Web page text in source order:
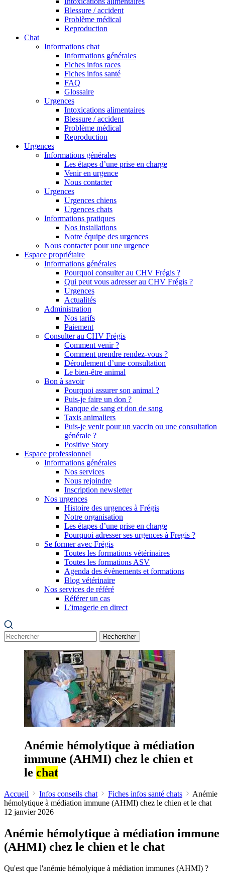
Blessure / accident
Problème médical
Reproduction
Chat
Informations chat
Informations générales
Fiches infos races
Fiches infos santé
FAQ
Glossaire
Urgences
Intoxications alimentaires
Blessure / accident
Problème médical
Reproduction
Urgences
Informations générales
Les étapes d’une prise en charge
Venir en urgence
Nous contacter
Urgences
Urgences chiens
Urgences chats
Informations pratiques
Nos installations
Notre équipe des urgences
Nous contacter pour une urgence
Espace propriétaire
Informations générales
Pourquoi consulter au CHV Frégis ?
Qui peut vous adresser au CHV Frégis ?
Urgences
Actualités
Administration
Nos tarifs
Paiement
Consulter au CHV Frégis
Comment venir ?
Comment prendre rendez-vous ?
Déroulement d’une consultation
Le bien-être animal
Bon à savoir
Pourquoi assurer son animal ?
Puis-je faire un don ?
Banque de sang et don de sang
Taxis animaliers
Puis-je venir pour un vaccin ou une consultation
générale ?
Positive Story
Espace professionnel
Informations générales
Nos services
Nous rejoindre
Inscription newsletter
Nos urgences
Histoire des urgences à Frégis
Notre organisation
Les étapes d’une prise en charge
Pourquoi adresser ses urgences à Fregis ?
Se former avec Frégis
Toutes les formations vétérinaires
Toutes les formations ASV
Agenda des évènements et formations
Blog vétérinaire
Nos services de référé
Référer un cas
L’imagerie en direct
Rechercher
Anémie hémolytique à médiation
immune (AHMI) chez le chien et
le chat
Accueil Infos conseils chat Fiches infos santé chats
Anémie
hémolytique à médiation immune (AHMI) chez le chien et le chat
12 janvier 2026
Anémie hémolytique à médiation immune
(AHMI) chez le chien et le chat
Qu'est que l'anémie hémolyique à médiation immunes (AHMI) ?